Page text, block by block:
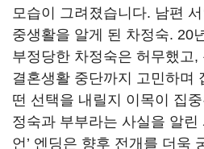
모습이 그려졌습니다. 남편
중생활을 알게 된 차정숙. 20
부정당한 차정숙은 허무했고,
결혼생활 중단까지 고민하며
떤 선택을 내릴지 이목이 집중
정숙과 부부라는 사실을 알린
언’ 엔딩은 향후 전개를 더욱